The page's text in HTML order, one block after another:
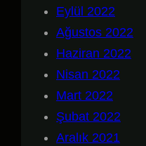
Eylül 2022
Ağustos 2022
Haziran 2022
Nisan 2022
Mart 2022
Şubat 2022
Aralık 2021